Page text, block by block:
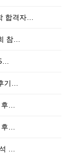
합격자…
참…
기…
…
…
…